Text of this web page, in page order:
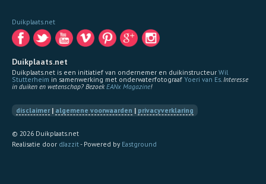
Duikplaats.net
Duikplaats.net
Duikplaats.net is een initiatief van ondernemer en duikinstructeur Wil
Stutterheim in samenwerking met onderwaterfotograaf Yoeri van Es.Interesse
in duiken en wetenschap? BezoekEANx Magazine!
disclaimer| algemene voorwaarden | privacyverklaring
© 2026 Duikplaats.net
Realisatie door dJazzit- Powered by Eastground